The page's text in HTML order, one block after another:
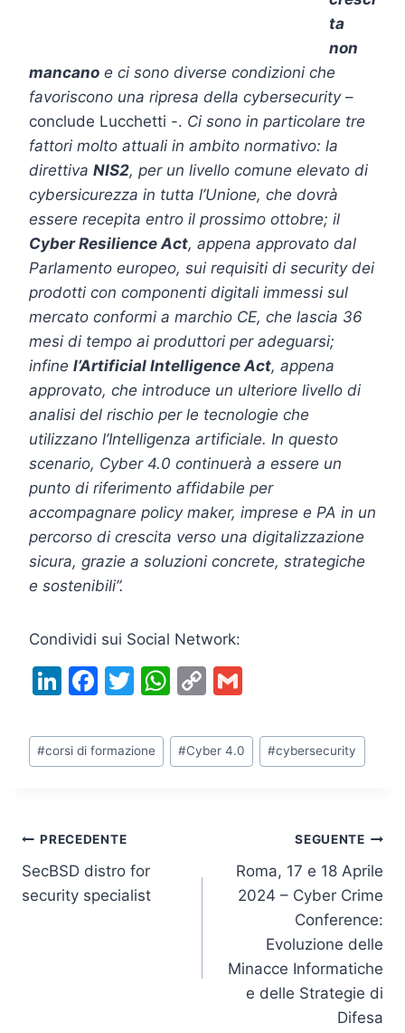
ta
non
mancano e ci sono diverse condizioni che
favoriscono una ripresa della cybersecurity –
conclude Lucchetti -. Ci sono in particolare tre
fattori molto attuali in ambito normativo: la
direttiva NIS2, per un livello comune elevato di
cybersicurezza in tutta l’Unione, che dovrà
essere recepita entro il prossimo ottobre; il
Cyber Resilience Act, appena approvato dal
Parlamento europeo, sui requisiti di security dei
prodotti con componenti digitali immessi sul
mercato conformi a marchio CE, che lascia 36
mesi di tempo ai produttori per adeguarsi;
infine l’Artificial Intelligence Act, appena
approvato, che introduce un ulteriore livello di
analisi del rischio per le tecnologie che
utilizzano l’Intelligenza artificiale. In questo
scenario, Cyber 4.0 continuerà a essere un
punto di riferimento affidabile per
accompagnare policy maker, imprese e PA in un
percorso di crescita verso una digitalizzazione
sicura, grazie a soluzioni concrete, strategiche
e sostenibili”.
Condividi sui Social Network:
Li
k
e
n
F
c
e
o
o
k
T
itt
er
W
at
s
C
p
y
ai
l
Tag
articolo:
#corsi di formazione #Cyber 4.0 #cybersecurity
Navigazione
articoli
PRECEDENTE
SecBSD distro for
security specialist
SEGUENTE
Roma, 17 e 18 Aprile
2024 – Cyber Crime
Conference:
Evoluzione delle
Minacce Informatiche
e delle Strategie di
Difesa